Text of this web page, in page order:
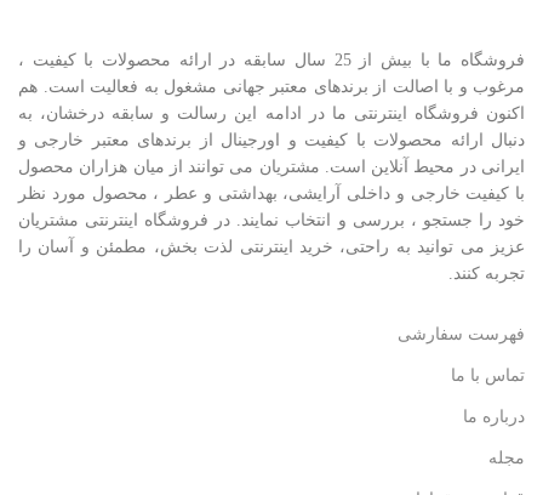
فروشگاه ما با بیش از 25 سال سابقه در ارائه محصولات با کيفيت ،
مرغوب و با اصالت از برندهای معتبر جهانی مشغول به فعاليت است. هم
اکنون فروشگاه اینترنتی ما در ادامه اين رسالت و سابقه درخشان، به
دنبال ارائه محصولات با کيفيت و اورجينال از برندهای معتبر خارجی و
ايرانی در محيط آنلاين است. مشتريان می توانند از ميان هزاران محصول
با کيفيت خارجی و داخلی آرایشی، بهداشتی و عطر ، محصول مورد نظر
خود را جستجو ، بررسی و انتخاب نمايند. در فروشگاه اینترنتی مشتريان
عزیز می توانيد به راحتی، خرید اینترنتی لذت بخش، مطمئن و آسان را
تجربه کنند.
فهرست سفارشی
تماس با ما
درباره ما
مجله